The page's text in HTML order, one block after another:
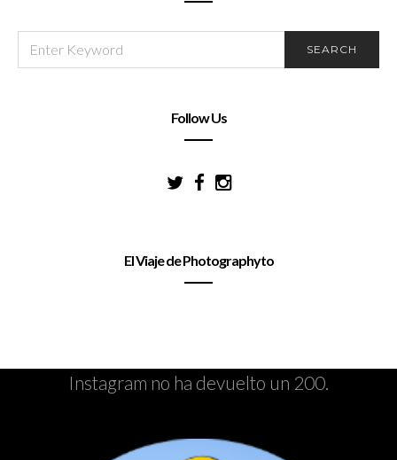
FOR:
SEARCH
Follow Us
El Viaje de Photographyto
Instagram no ha devuelto un 200.